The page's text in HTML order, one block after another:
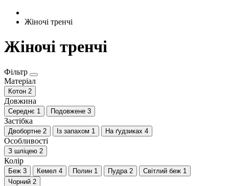
Жіночі тренчі
Жіночі тренчі
Фільтр
Матеріал
Котон 2
Довжина
Середнє 1 Подовжене 3
Застібка
Двобортне 2 Із запахом 1 На ґудзиках 4
Особливості
З шліцею 2
Колір
Беж 3 Кемел 4 Полин 1 Пудра 2 Світлий беж 1
Чорний 2